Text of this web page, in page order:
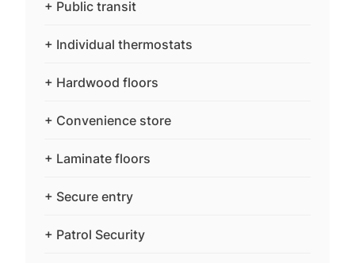
+ Public transit
+ Individual thermostats
+ Hardwood floors
+ Convenience store
+ Laminate floors
+ Secure entry
+ Patrol Security